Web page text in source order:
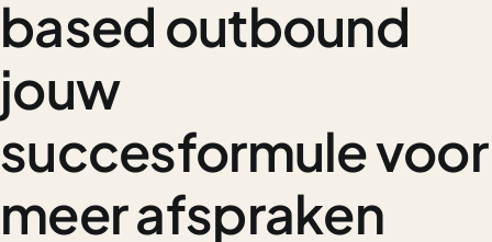
based outbound
jouw
succesformule voor
meer afspraken